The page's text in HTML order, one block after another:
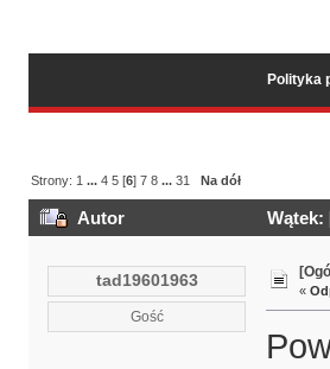
Polityka
Strony: 1 ...4 5 [6]7 8 ...31 Na dół
Autor Wątek:
tad19601963
Gość
«